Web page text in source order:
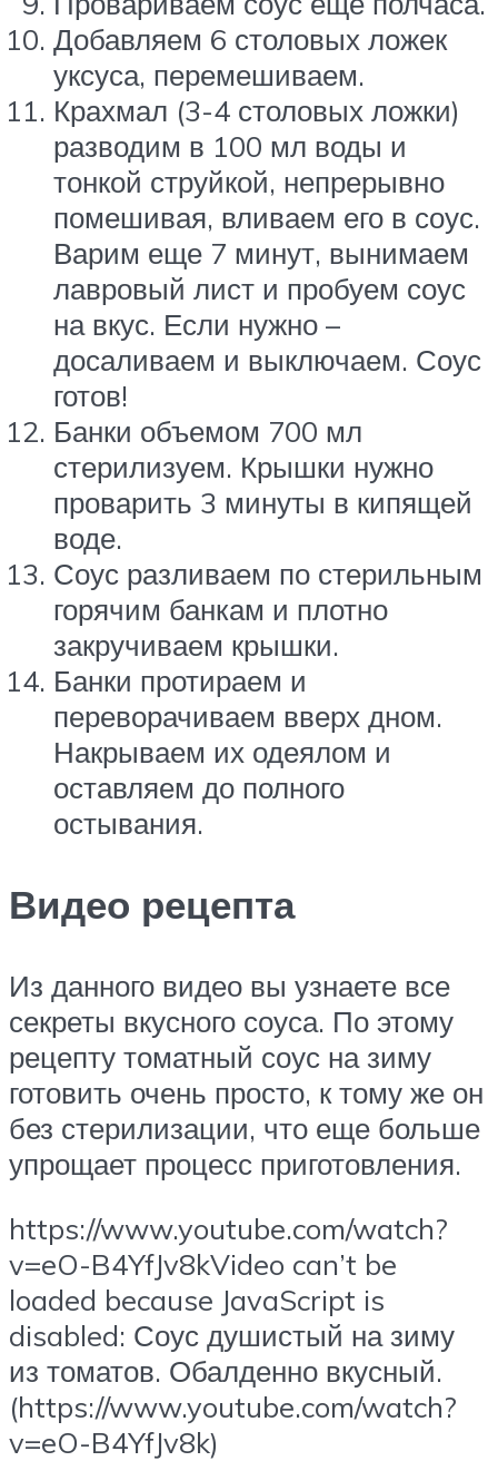
Добавляем 6 столовых ложек
уксуса, перемешиваем.
Крахмал (3-4 столовых ложки)
разводим в 100 мл воды и
тонкой струйкой, непрерывно
помешивая, вливаем его в соус.
Варим еще 7 минут, вынимаем
лавровый лист и пробуем соус
на вкус. Если нужно –
досаливаем и выключаем. Соус
готов!
Банки объемом 700 мл
стерилизуем. Крышки нужно
проварить 3 минуты в кипящей
воде.
Соус разливаем по стерильным
горячим банкам и плотно
закручиваем крышки.
Банки протираем и
переворачиваем вверх дном.
Накрываем их одеялом и
оставляем до полного
остывания.
Видео рецепта
Из данного видео вы узнаете все
секреты вкусного соуса. По этому
рецепту томатный соус на зиму
готовить очень просто, к тому же он
без стерилизации, что еще больше
упрощает процесс приготовления.
https://www.youtube.com/watch?
v=eO-B4YfJv8kVideo can’t be
loaded because JavaScript is
disabled: Соус душистый на зиму
из томатов. Обалденно вкусный.
(https://www.youtube.com/watch?
v=eO-B4YfJv8k)